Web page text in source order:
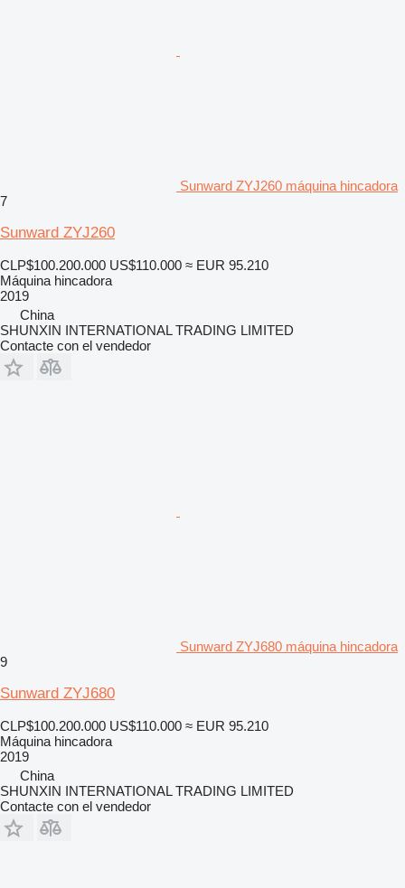
Sunward ZYJ260 máquina hincadora
7
Sunward ZYJ260
CLP$100.200.000 US$110.000 ≈ EUR 95.210
Máquina hincadora
2019
China
SHUNXIN INTERNATIONAL TRADING LIMITED
Contacte con el vendedor
Sunward ZYJ680 máquina hincadora
9
Sunward ZYJ680
CLP$100.200.000 US$110.000 ≈ EUR 95.210
Máquina hincadora
2019
China
SHUNXIN INTERNATIONAL TRADING LIMITED
Contacte con el vendedor